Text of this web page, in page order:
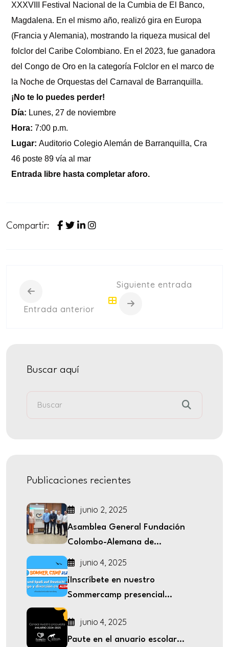
XXXVIII Festival Nacional de la Cumbia de El Banco,
Magdalena. En el mismo año, realizó gira en Europa
(Francia y Alemania), mostrando la riqueza musical del
folclor del Caribe Colombiano. En el 2023, fue ganadora
del Congo de Oro en la categoría Folclor en el marco de
la Noche de Orquestas del Carnaval de Barranquilla.
¡No te lo puedes perder!
Día: Lunes, 27 de noviembre
Hora: 7:00 p.m.
Lugar: Auditorio Colegio Alemán de Barranquilla, Cra
46 poste 89 vía al mar
Entrada libre hasta completar aforo.
Compartir:
Entrada anterior
Siguiente entrada
Buscar aquí
Publicaciones recientes
junio 2, 2025
Asamblea General Fundación
Colombo-Alemana de...
junio 4, 2025
¡Inscríbete en nuestro
Sommercamp presencial...
junio 4, 2025
Paute en el anuario escolar...